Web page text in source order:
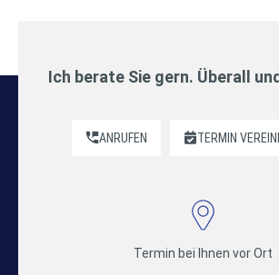
Ich berate Sie gern. Überall
ANRUFEN TERMIN
Termin bei Ihnen vor Ort